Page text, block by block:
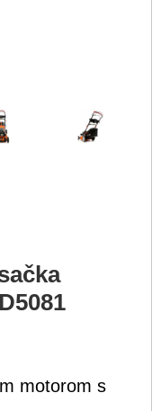
motorom s